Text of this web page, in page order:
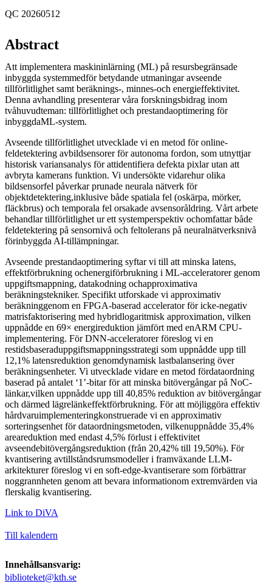
QC 20260512
Abstract
Att implementera maskininlärning (ML) på resursbegränsade
inbyggda systemmedför betydande utmaningar avseende
tillförlitlighet samt beräknings-, minnes-och energieffektivitet.
Denna avhandling presenterar våra forskningsbidrag inom
tvåhuvudteman: tillförlitlighet och prestandaoptimering för
inbyggdaML-system.
Avseende tillförlitlighet utvecklade vi en metod för online-
feldetektering avbildsensorer för autonoma fordon, som utnyttjar
historisk variansanalys för attidentifiera defekta pixlar utan att
avbryta kamerans funktion. Vi undersökte vidarehur olika
bildsensorfel påverkar prunade neurala nätverk för
objektdetektering,inklusive både spatiala fel (oskärpa, mörker,
fläckbrus) och temporala fel orsakade avsensoråldring. Vårt arbete
behandlar tillförlitlighet ur ett systemperspektiv ochomfattar både
feldetektering på sensornivå och feltolerans på neuralnätverksnivå
förinbyggda AI-tillämpningar.
Avseende prestandaoptimering syftar vi till att minska latens,
effektförbrukning ochenergiförbrukning i ML-acceleratorer genom
uppgiftsmappning, datakodning ochapproximativa
beräkningstekniker. Specifikt utforskade vi approximativ
beräkninggenom en FPGA-baserad accelerator för icke-negativ
matrisfaktorisering med hybridlogaritmisk approximation, vilken
uppnådde en 69× energireduktion jämfört med enARM CPU-
implementering. För DNN-acceleratorer föreslog vi en
restidsbaseraduppgiftsmappningsstrategi som uppnådde upp till
12,1% latensreduktion genomdynamisk lastbalansering över
beräkningsenheter. Vi utvecklade vidare en metod fördataordning
baserad på antalet ‘1’-bitar för att minska bitövergångar på NoC-
länkar,vilken uppnådde upp till 40,85% reduktion av bitövergångar
och därmed lägrelänkeffektförbrukning. För att möjliggöra effektiv
hårdvaruimplementeringkonstruerade vi en approximativ
sorteringsenhet för dataordningsmetoden, vilkenuppnådde 35,4%
areareduktion med endast 4,5% förlust i effektivitet
avseendebitövergångsreduktion (från 20,42% till 19,50%). För
kvantisering avtillståndsrumsmodeller i framväxande LLM-
arkitekturer föreslog vi en soft-edge-kvantiserare som förbättrar
noggrannheten genom att bevara informationom extremvärden via
flerskalig kvantisering.
Link to DiVA
Till kalendern
Innehållsansvarig:
biblioteket@kth.se